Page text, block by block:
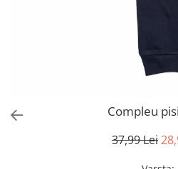
Compleu
37,99 Lei